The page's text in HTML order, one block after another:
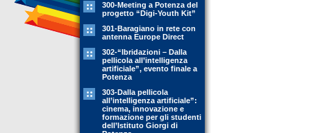
300-Meeting a Potenza del
progetto “Digi-Youth Kit”
301-Baragiano in rete con
antenna Europe Direct
302-“Ibridazioni – Dalla
pellicola all’intelligenza
artificiale”, evento finale a
Potenza
303-Dalla pellicola
all’intelligenza artificiale”:
cinema, innovazione e
formazione per gli studenti
dell’Istituto Giorgi di